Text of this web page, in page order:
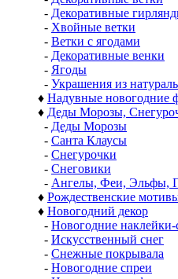
- Декоративные
- Хвойные ветки
- Ветки с ягодами
- Декоративные венки
- Ягоды
- Украшения из
♦ Надувные новогодние
♦ Деды Морозы,
- Деды Морозы
- Санта Клаусы
- Снегурочки
- Снеговики
- Ангелы, Феи, Эльфы,
♦ Рождественские
♦ Новогодний декор
- Новогодние
- Искусственный снег
- Снежные покрывала
- Новогодние спреи